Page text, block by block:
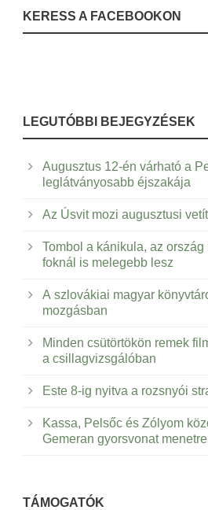
KERESS A FACEBOOKON
LEGUTÓBBI BEJEGYZÉSEK
Augusztus 12-én várható a
leglátványosabb éjszakája
Az Úsvit mozi augusztusi
Tombol a kánikula, az
foknál is melegebb lesz
A szlovákiai magyar
mozgásban
Minden csütörtökön remek
a csillagvizsgálóban
Este 8-ig nyitva a rozsnyói
Kassa, Pelsőc és Zólyom
Gemeran gyorsvonat
TÁMOGATÓK